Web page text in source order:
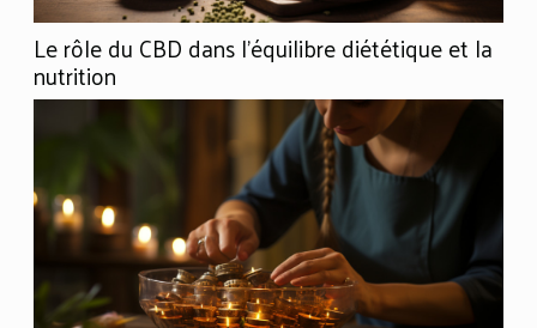
Le rôle du CBD dans l'équilibre diététique et la
nutrition